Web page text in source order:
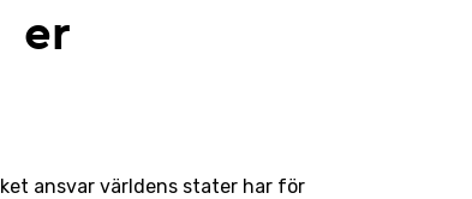
er
ansvar världens stater har för